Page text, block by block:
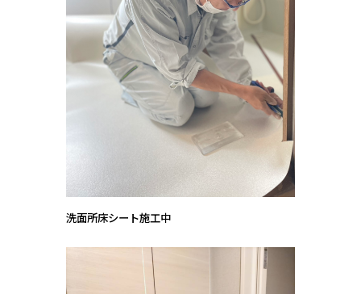
洗面所床シート施工中